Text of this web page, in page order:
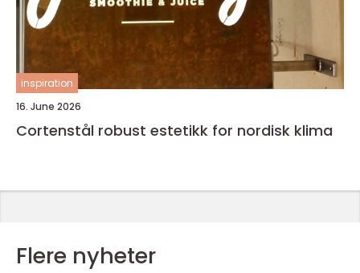
inspiration
16. June 2026
Cortenstål robust estetikk for nordisk klima
Flere nyheter